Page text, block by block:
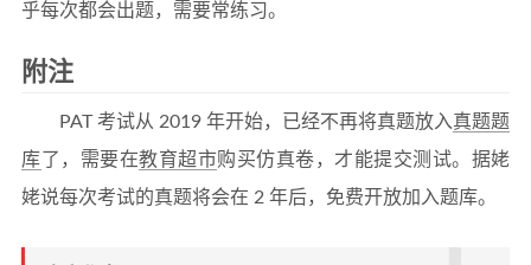
乎每次都会出题，需要常练习。
附注
PAT 考试从 2019 年开始，已经不再将真题放入真题题
库 了，需要在教育超市购买仿真卷，才能提交测试。据姥
姥说每次考试的真题将会在 2 年后，免费开放加入题库。